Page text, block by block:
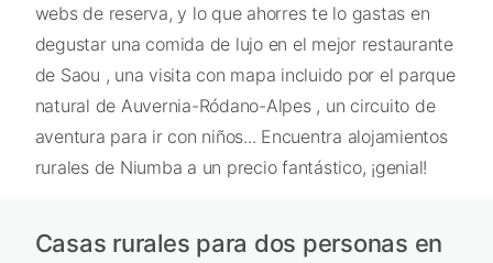
webs de reserva, y lo que ahorres te lo gastas en
degustar una comida de lujo en el mejor restaurante
de Saou , una visita con mapa incluido por el parque
natural de Auvernia-Ródano-Alpes , un circuito de
aventura para ir con niños... Encuentra alojamientos
rurales de Niumba a un precio fantástico, ¡genial!
Casas rurales para dos personas en